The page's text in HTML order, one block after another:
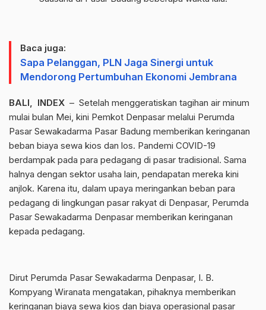
Baca juga:
Sapa Pelanggan, PLN Jaga Sinergi untuk
Mendorong Pertumbuhan Ekonomi Jembrana
BALI, INDEX – Setelah menggeratiskan tagihan air minum
mulai bulan Mei, kini Pemkot Denpasar melalui Perumda
Pasar Sewakadarma Pasar Badung memberikan keringanan
beban biaya sewa kios dan los. Pandemi COVID-19
berdampak pada para pedagang di pasar tradisional. Sama
halnya dengan sektor usaha lain, pendapatan mereka kini
anjlok. Karena itu, dalam upaya meringankan beban para
pedagang di lingkungan pasar rakyat di Denpasar, Perumda
Pasar Sewakadarma Denpasar memberikan keringanan
kepada pedagang.
Dirut Perumda Pasar Sewakadarma Denpasar, I. B.
Kompyang Wiranata mengatakan, pihaknya memberikan
keringanan biaya sewa kios dan biaya operasional pasar